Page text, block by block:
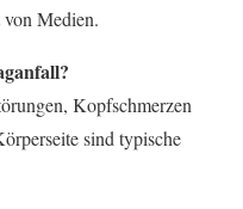
von Medien.
Kopfschmerzen
sind typische